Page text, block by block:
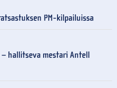
PM-kilpailuissa
hallitseva mestari Antell